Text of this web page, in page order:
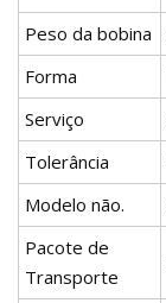
Peso da bobina
Forma
Serviço
Tolerância
Modelo não.
Pacote de
Transporte